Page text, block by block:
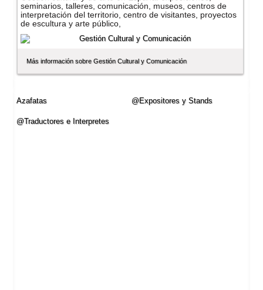
seminarios, talleres, comunicación, museos, centros de
interpretación del territorio, centro de visitantes, proyectos
de escultura y arte público,
Más información sobre Gestión Cultural y Comunicación
Azafatas @Expositores y Stands
@Traductores e Interpretes